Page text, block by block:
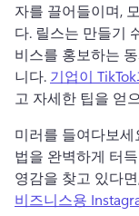
자를 끌어들이며,
다. 릴스는 만들기
비스를 홍보하는
니다. 기업이
고 자세한 팁을 얻
미러를 들여다보세
법을 완벽하게 터
영감을 찾고 있다면
비즈니스용